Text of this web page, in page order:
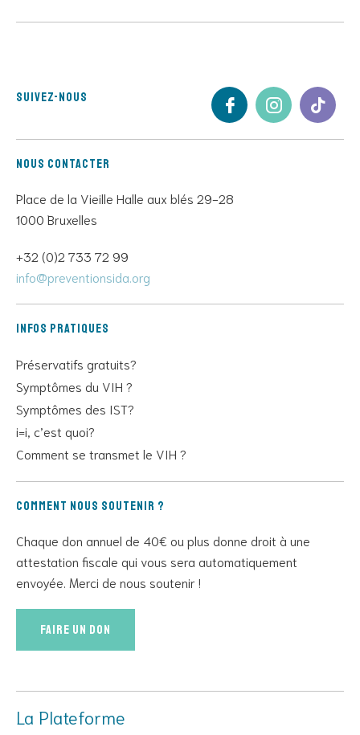
Suivez-nous
Nous contacter
Place de la Vieille Halle aux blés 29-28
1000 Bruxelles
+32 (0)2 733 72 99
info@preventionsida.org
Infos pratiques
Préservatifs gratuits?
Symptômes du VIH ?
Symptômes des IST?
i=i, c’est quoi?
Comment se transmet le VIH ?
Comment nous soutenir ?
Chaque don annuel de 40€ ou plus donne droit à une
attestation fiscale qui vous sera automatiquement
envoyée. Merci de nous soutenir !
Faire un don
La Plateforme